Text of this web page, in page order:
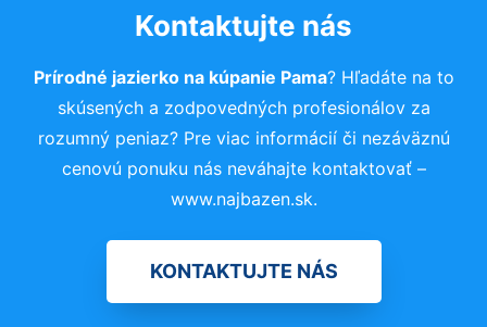
Kontaktujte nás
Prírodné jazierko na kúpanie Pama? Hľadáte na to
skúsených a zodpovedných profesionálov za
rozumný peniaz? Pre viac informácií či nezáväznú
cenovú ponuku nás neváhajte kontaktovať –
www.najbazen.sk.
KONTAKTUJTE NÁS